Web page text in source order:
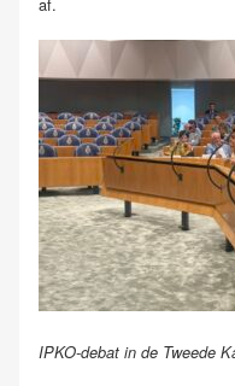
IPKO-debat in de Tweede